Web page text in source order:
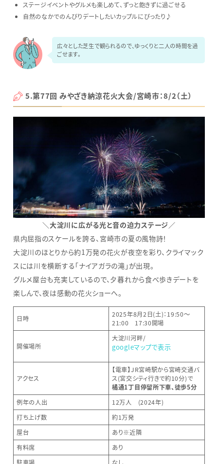
ステージイベントやグルメも楽しめて、ずっと飽きずに過ごせる
自然のなかでのんびりデートしたいカップルにぴったり♪
広々とした芝生で観られるので、ゆっくりと二人の時間を過
ごせます。
5.第77回 みやざき納涼花火大会/宮崎市：8/2（土）
＼大淀川に広がる光と音の迫力ステージ／
県内屈指のスケールを誇る、宮崎市の夏の風物詩！
大淀川のほとりから約1万発の花火が夜空を彩り、クライマック
スには川を横断する「ナイアガラの滝」が出現。
グルメ屋台も充実しているので、夕暮れから食べ歩きデートを
楽しんで、夜は感動の花火ショーへ。
日時
2025年8月2日(土)：19:50～
21:00 17:30開場
開催場所
大淀川河畔/
googleマップで表示
アクセス
【電車】JR宮崎駅から宮崎交通バ
ス(宮交シティ行きで約10分)で
橘通1丁目停留所下車、徒歩5分
例年の人出
12万人 (2024年)
打ち上げ数
約1万発
屋台
あり※近隣
有料席
あり